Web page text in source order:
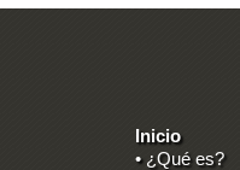
Inicio
• ¿Qué es?